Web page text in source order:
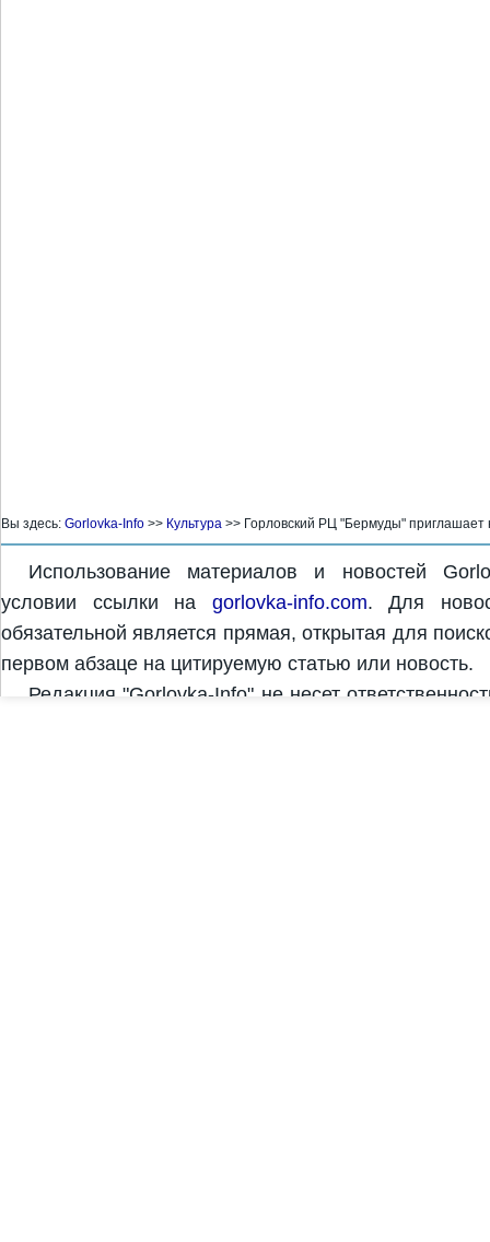
Вы здесь: Gorlovka-Info >> Культура >> Горловский РЦ "Бермуды" приглашает
Использование материалов и новостей
условии ссылки на gorlovka-info.com. Для
обязательной является прямая, открытая для
первом абзаце на цитируемую статью или новость.
Редакция "Gorlovka-Info" не несет